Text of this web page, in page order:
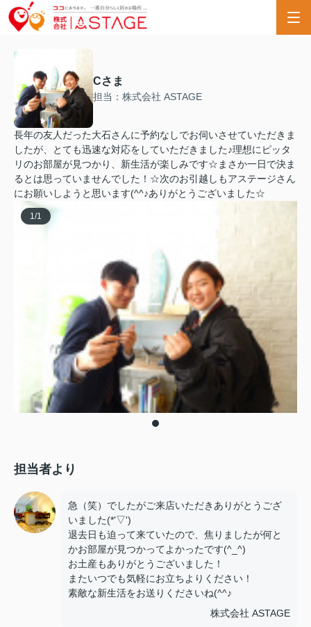
Cさま
担当：株式会社 ASTAGE
長年の友人だった大石さんに予約なしでお伺いさせていただきま
したが、とても迅速な対応をしていただきました♪理想にピッタ
リのお部屋が見つかり、新生活が楽しみです☆まさか一日で決ま
るとは思っていませんでした！☆次のお引越しもアステージさん
にお願いしようと思います(^^♪ありがとうございました☆
1/1
担当者より
急（笑）でしたがご来店いただきありがとうござ
いました(*'▽')
退去日も迫って来ていたので、焦りましたが何と
かお部屋が見つかってよかったです(^_^)
お土産もありがとうございました！
またいつでも気軽にお立ちよりください！
素敵な新生活をお送りくださいね(^^♪
株式会社 ASTAGE